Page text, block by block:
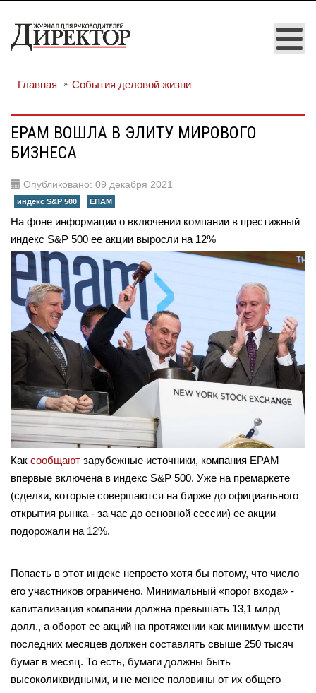
Главная События деловой жизни
EPAM ВОШЛА В ЭЛИТУ МИРОВОГО
БИЗНЕСА
Опубликовано: 09 декабря 2021
индекс S&P 500 ЕПАМ
На фоне информации о включении компании в престижный
индекс S&P 500 ее акции выросли на 12%
Как сообщают зарубежные источники, компания EPAM
впервые включена в индекс S&P 500. Уже на премаркете
(сделки, которые совершаются на бирже до официального
открытия рынка - за час до основной сессии) ее акции
подорожали на 12%.
Попасть в этот индекс непросто хотя бы потому, что число
его участников ограничено. Минимальный «порог входа» -
капитализация компании должна превышать 13,1 млрд
долл., а оборот ее акций на протяжении как минимум шести
последних месяцев должен составлять свыше 250 тысяч
бумаг в месяц. То есть, бумаги должны быть
высоколиквидными, и не менее половины от их общего